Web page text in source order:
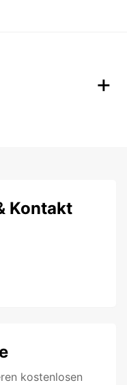
Kontakt
kostenlosen